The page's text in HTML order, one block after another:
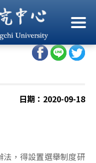
色
日期：2020-09-18
，得設置選舉制度研